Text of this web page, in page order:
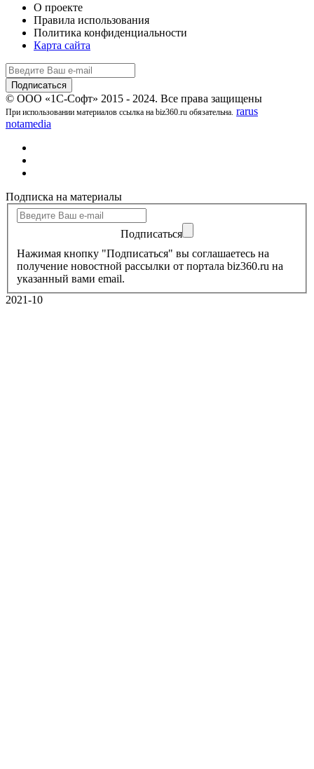
О проекте
Правила использования
Политика конфиденциальности
Карта сайта
© ООО «1С-Софт» 2015 - 2024. Все права защищены
При использовании материалов ссылка на biz360.ru обязательна. rarus
notamedia
Подписка на материалы
Подписаться
Нажимая кнопку "Подписаться" вы соглашаетесь на
получение новостной рассылки от портала biz360.ru на
указанный вами email.
2021-10